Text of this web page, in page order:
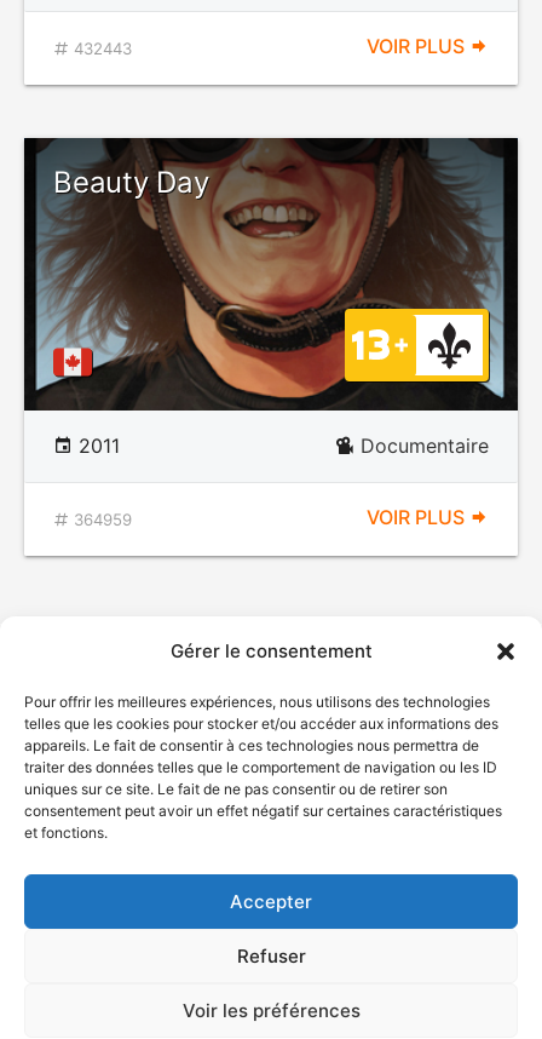
Gérer le consentement
Pour offrir les meilleures expériences, nous utilisons des technologies
telles que les cookies pour stocker et/ou accéder aux informations des
appareils. Le fait de consentir à ces technologies nous permettra de
traiter des données telles que le comportement de navigation ou les ID
uniques sur ce site. Le fait de ne pas consentir ou de retirer son
consentement peut avoir un effet négatif sur certaines caractéristiques
et fonctions.
Accepter
Refuser
Voir les préférences
432443 VOIR PLUS
Beauty Day
2011 Documentaire
364959 VOIR PLUS
© Gouvernement du Québec, 2026
Plan du site
Accessibilité
Accès à l'information
Déclaration de services